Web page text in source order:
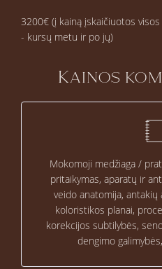
3200€ (į kainą įskaičiuotos
- kursų metu ir po jų)
Kainos
Mokomoji medžiaga /
pritaikymas, aparatų ir
veido anatomija,
koloristikos planai,
korekcijos subtilybės,
dengimo